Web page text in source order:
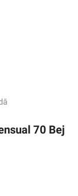
70 Bej